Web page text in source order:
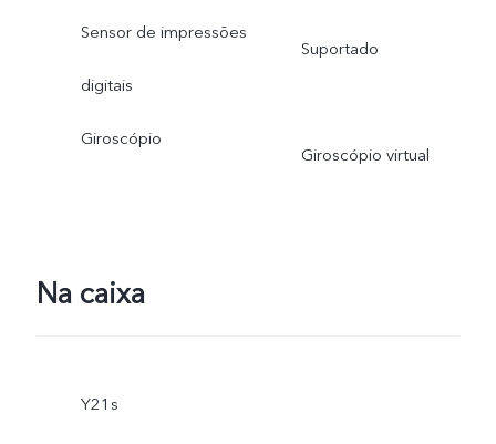
Sensor de impressões
digitais
Suportado
Giroscópio
Giroscópio virtual
Na caixa
Y21s